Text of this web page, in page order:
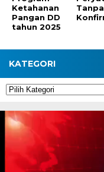
Ketahanan
Pangan DD
tahun 2025
Tanpa
KATEGORI
Kategori
Pemutar
Video